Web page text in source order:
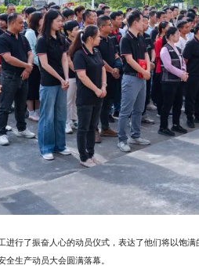
进行了振奋人心的动员仪式，表达了他们将以饱
全生产动员大会圆满落幕。